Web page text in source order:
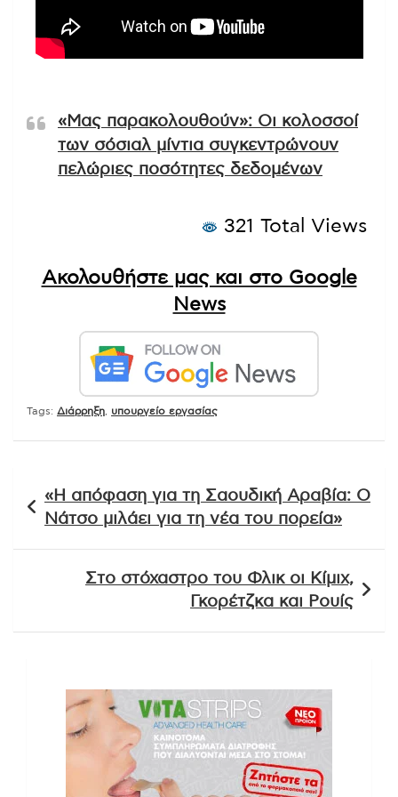
«Μας παρακολουθούν»: Οι κολοσσοί
των σόσιαλ μίντια συγκεντρώνουν
πελώριες ποσότητες δεδομένων
321 Total Views
Ακολουθήστε μας και στο Google
News
Tags: Διάρρηξη υπουργείο εργασίας
άρθρων
«Η απόφαση για τη Σαουδική Αραβία: Ο
Νάτσο μιλάει για τη νέα του πορεία»
Στο στόχαστρο του Φλικ οι Κίμιχ,
Γκορέτζκα και Ρουίς